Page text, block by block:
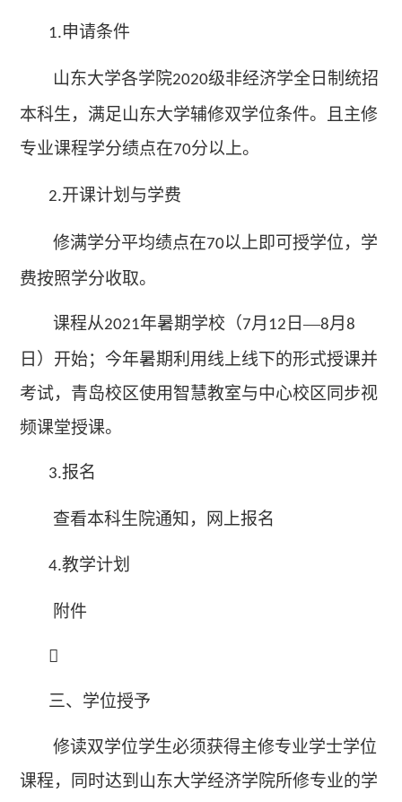
1.申请条件
山东大学各学院2020级非经济学全日制统招
本科生，满足山东大学辅修双学位条件。且主修
专业课程学分绩点在70分以上。
2.开课计划与学费
修满学分平均绩点在70以上即可授学位，学
费按照学分收取。
课程从2021年暑期学校（7月 12 日—8月 8
日）开始；今年暑期利用线上线下的形式授课并
考试，青岛校区使用智慧教室与中心校区同步视
频课堂授课。
3.报名
查看本科生院通知，网上报名
4.教学计划
附件

三、学位授予
修读双学位学生必须获得主修专业学士学位
课程，同时达到山东大学经济学院所修专业的学